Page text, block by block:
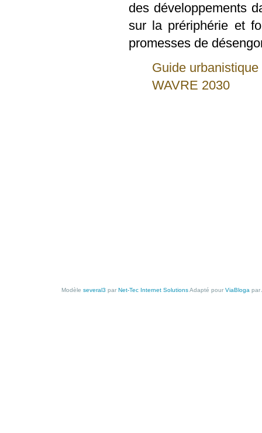
des développements
sur la prériphérie et
promesses de
Guide
WAVRE 2030
Modèle several3 par Net-Tec Internet SolutionsAdapté pour ViaBloga par